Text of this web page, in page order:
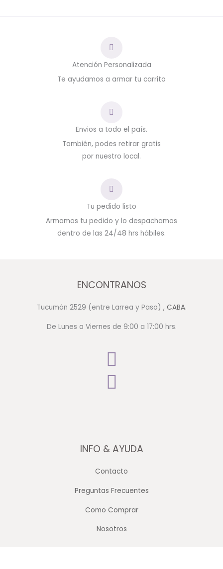
Atención Personalizada
Te ayudamos a armar tu carrito
Envios a todo el país.
También, podes retirar gratis
por nuestro local.
Tu pedido listo
Armamos tu pedido y lo despachamos
dentro de las 24/48 hrs hábiles.
ENCONTRANOS
Tucumán 2529 (entre Larrea y Paso) , CABA.
De Lunes a Viernes de 9:00 a 17:00 hrs.
INFO & AYUDA
Contacto
Preguntas Frecuentes
Como Comprar
Nosotros